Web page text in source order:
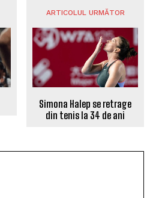
ARTICOLUL URMĂTOR
Simona Halep se retrage
din tenis la 34 de ani